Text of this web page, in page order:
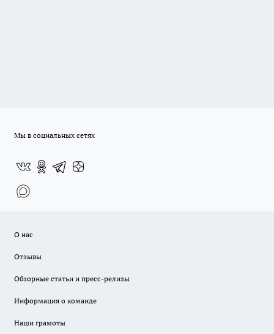
Мы в социальных сетях
О нас
Отзывы
Обзорные статьи и пресс-релизы
Информация о команде
Наши грамоты